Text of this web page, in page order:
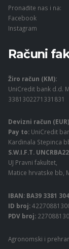
Pronađite nas i na:
Facebook
Instagram
Računi
Žiro račun (KM):
UniCredit bank d.d.
3381302271331831
Devizni račun
Pay to: UniCredit
Kardinala Stepinca
S.W.I.F.T.
UJ Pravni fakultet,
Matice hrvatske bb,
IBAN: BA39 3381
ID broj:
PDV broj:
Agronomski i